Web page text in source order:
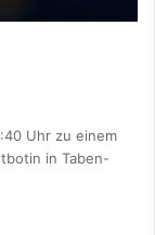
Uhr zu einem
in Taben-